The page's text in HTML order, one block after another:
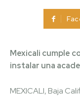
Mexicali cumple
instalar una
MEXICALI, Baja